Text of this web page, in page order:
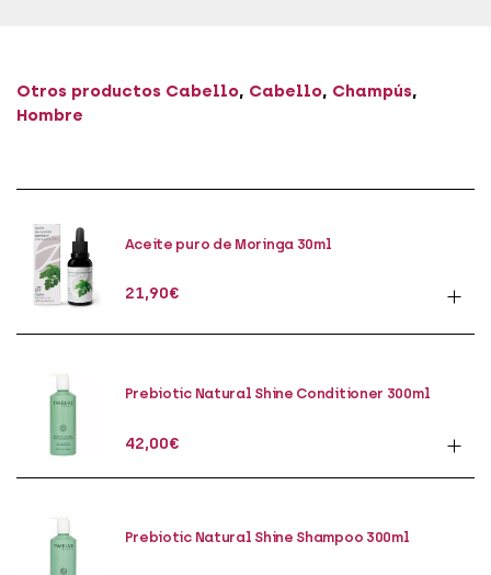
Otros productos Cabello, Cabello, Champús,
Hombre
Aceite puro de Moringa 30ml
21,90€
Prebiotic Natural Shine Conditioner 300ml
42,00€
Prebiotic Natural Shine Shampoo 300ml